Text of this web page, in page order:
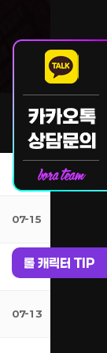
롤 캐릭터 TIP
07-15
07-14
07-13